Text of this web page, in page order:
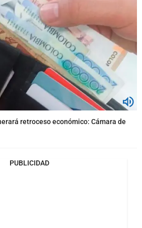
retroceso económico: Cámara de
PUBLICIDAD